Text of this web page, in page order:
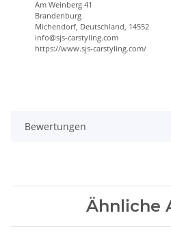
Am Weinberg 41
Brandenburg
Michendorf, Deutschland, 14552
info@sjs-carstyling.com
https://www.sjs-carstyling.com/
Bewertungen
Ähnliche